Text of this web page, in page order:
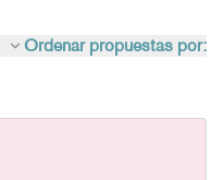
Ordenar propuestas por: